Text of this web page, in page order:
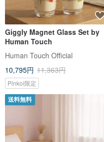
Giggly Magnet Glass Set by
Human Touch
Human Touch Official
10,795円 11,363円
Pinkoi限定
送料無料